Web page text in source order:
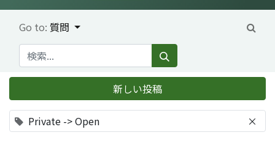
Go to: 質問
Private -> Open ×
新しい投稿